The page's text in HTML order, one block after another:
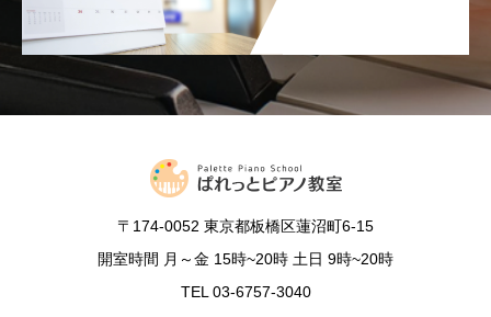
〒174-0052 東京都板橋区蓮沼町6-15
開室時間 月～金 15時~20時 土日 9時~20時
TEL 03-6757-3040